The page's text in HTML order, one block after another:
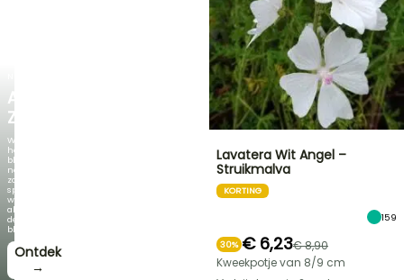
AGAPANTHUS
ZAMBEZI
Wanneer
het
blad
net
zo
spectaculair
wordt
als
de
bloei!
Ontdek
→
Lavatera Wit Angel –
Struikmalva
KORTING
159
30% € 6,23€ 8,90
Kweekpotje van 8/9 cm